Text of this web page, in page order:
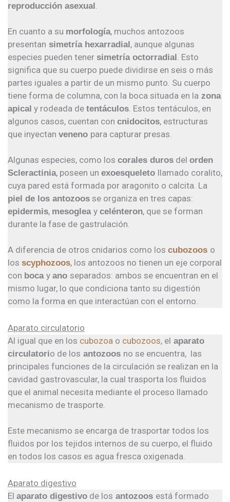
reproducción asexual
En cuanto a su morfología, muchos antozoos
presentan simetría hexarradial, aunque algunas
especies pueden tener simetría octorradial . Esto
significa que su cuerpo puede dividirse en seis o más
partes iguales a partir de un mismo punto. Su cuerpo
tiene forma de columna, con la boca situada en la zona
apical y rodeada de tentáculos . Estos tentáculos, en
algunos casos, cuentan con cnidocitos, estructuras
que inyectan veneno para capturar presas.
Algunas especies, como los corales duros del orden
Scleractinia, poseen un exoesqueleto llamado coralito,
cuya pared está formada por aragonito o calcita. La
piel de los antozoos se organiza en tres capas:
epidermis, mesoglea y celénteron, que se forman
durante la fase de gastrulación.
A diferencia de otros cnidarios como los cubozoos o
los scyphozoos, los antozoos no tienen un eje corporal
con boca y ano separados: ambos se encuentran en el
mismo lugar, lo que condiciona tanto su digestión
como la forma en que interactúan con el entorno.
Aparato circulatorio
Al igual que en los cubozoa o cubozoos, el aparato
circulatorio de los antozoos no se encuentra, las
principales funciones de la circulación se realizan en la
cavidad gastrovascular, la cual trasporta los fluidos
que el animal necesita mediante el proceso llamado
mecanismo de trasporte.
Este mecanismo se encarga de trasportar todos los
fluidos por los tejidos internos de su cuerpo, el fluido
en todos los casos es agua fresca oxigenada.
Aparato digestivo
El aparato digestivo de los antozoos está formado